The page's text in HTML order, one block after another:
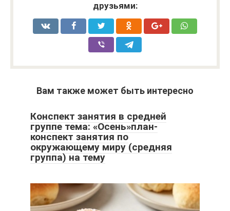
друзьями:
Вам также может быть интересно
Конспект занятия в средней
группе тема: «Осень»план-
конспект занятия по
окружающему миру (средняя
группа) на тему